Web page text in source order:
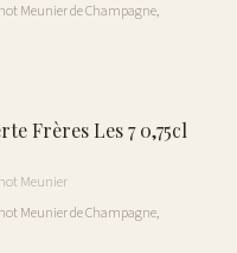
Meunier de Champagne,
Frères Les 7 0,75cl
Meunier
Meunier de Champagne,